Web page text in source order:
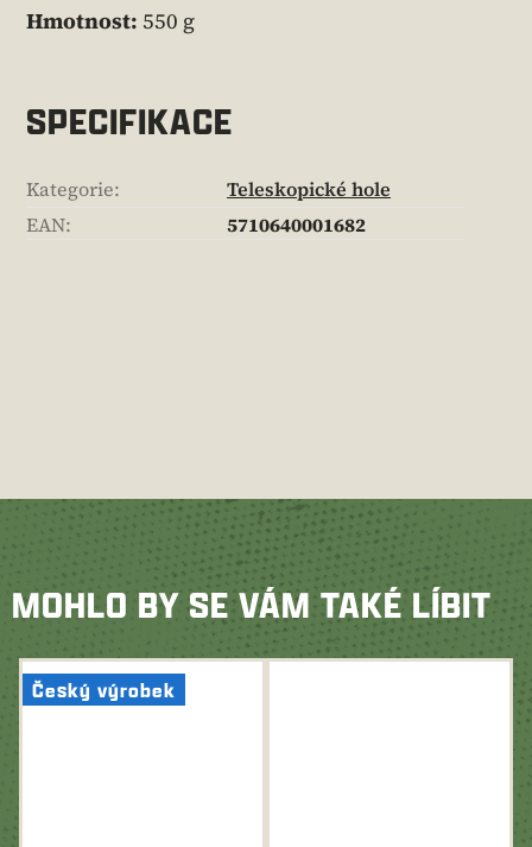
Hmotnost: 550 g
SPECIFIKACE
Kategorie:
Teleskopické hole
EAN: 5710640001682
MOHLO BY SE VÁM TAKÉ LÍBIT
Český výrobek